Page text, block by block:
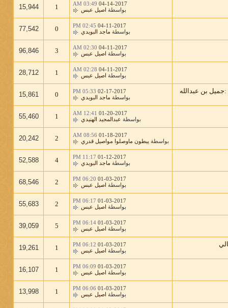
04-14-2017
03:49 AM
بواسطة اصيل عبس 1
15,944
04-11-2017
02:45 PM
بواسطة ماجد البويدي 0
77,542
04-11-2017
02:30 AM
بواسطة اصيل عبس 3
96,846
04-11-2017
02:28 AM
بواسطة اصيل عبس 1
28,712
:جميل بن عبدالله 02-17-2017
05:33 PM
بواسطة ماجد البويدي 0
15,861
01-20-2017
12:41 AM
بواسطة عبدالمجيد الهنيدي 1
55,460
01-18-2017
08:56 AM
بواسطة يبطون ماوصلوا مواصيل قدري 2
20,242
01-12-2017
11:17 PM
بواسطة ماجد البويدي 4
52,588
01-03-2017
06:20 PM
بواسطة اصيل عبس 2
68,546
01-03-2017
06:17 PM
بواسطة اصيل عبس 2
55,683
01-03-2017
06:14 PM
بواسطة اصيل عبس 5
39,059
01-03-2017
06:12 PM
بواسطة اصيل عبس 1
19,261
01-03-2017
06:09 PM
بواسطة اصيل عبس 1
16,107
01-03-2017
06:06 PM
بواسطة اصيل عبس 1
13,998